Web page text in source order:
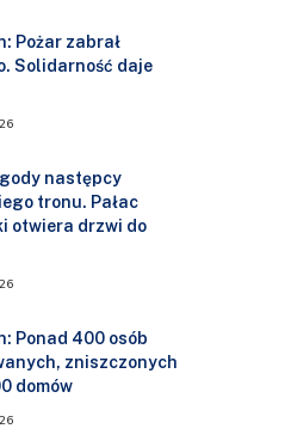
Pożar zabrał
Solidarność daje
następcy
tronu. Pałac
otwiera drzwi do
Ponad 400 osób
zniszczonych
domów